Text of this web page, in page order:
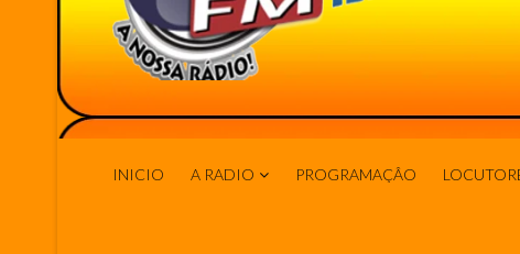
INICIO A RADIO PROGRAMAÇÂO